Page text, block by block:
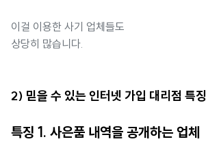
이걸 이용한 사기 업체들도
상당히 많습니다.
2) 믿을 수 있는 인터넷 가입 대리점 특징
특징 1. 사은품 내역을 공개하는 업체